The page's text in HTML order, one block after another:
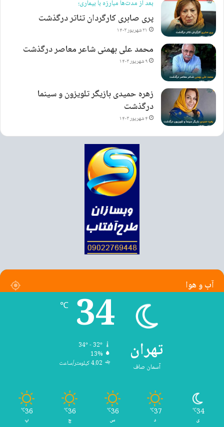
بعد از مدت‌ها مبارزه با بیماری؛
پری صابری کارگردان تئاتر درگذشت
۲۱ شهریور ۱۴۰۳
محمد علی بهمنی شاعر معاصر درگذشت
۹ شهریور ۱۴۰۳
زهره حمیدی بازیگر تلویزون و سینما
درگذشت
۴ شهریور ۱۴۰۳
آب و هوا
تهران
آسمان صاف
34
℃
34º - 32º
13%
4.02 کیلومتر/ساعت
34
℃
ی
37
℃
د
36
℃
س
36
℃
چ
36
℃
پ